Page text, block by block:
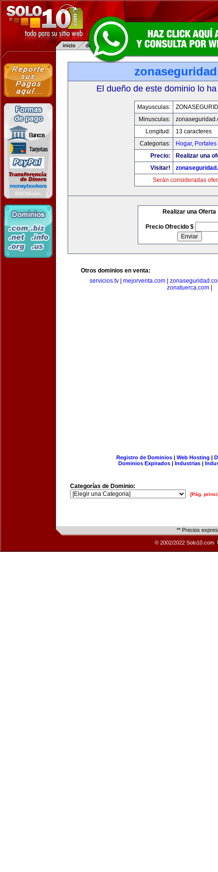
El dueño de este dominio lo
Mayusculas:
Minusculas:
Longitud:
13 caracteres
Categorias:
Hogar, Portales
Precio:
Realizar una
Visitar!
Serán consideradas
Realizar una Oferta
Precio Ofrecido $
Otros dominios en venta:
servicios.tv| mejorventa.com|
zonatuerca.com|
Registro de Dominios| Web Hosting |
Dominios Expirados | Industrias |
Categorías de Dominio:
[Pág.
** Precios
© 2002/2022 Solo10.com